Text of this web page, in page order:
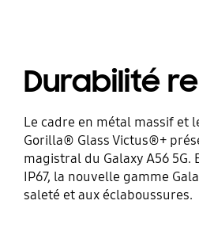
Durabilité
Le cadre en métal massif et
Gorilla® Glass Victus®+
magistral du Galaxy A56 5G.
IP67, la nouvelle gamme
saleté et aux éclaboussures.